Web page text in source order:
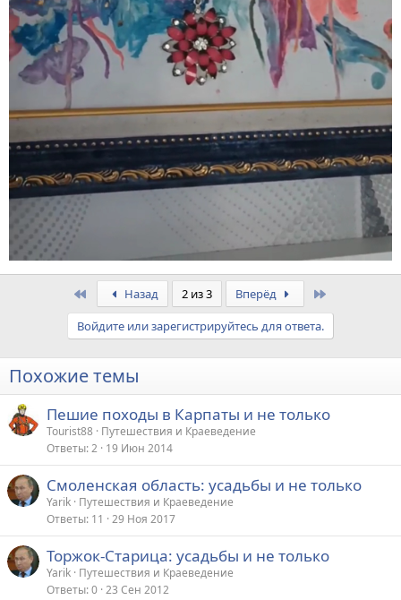
Назад 2 из 3 Вперёд
Войдите или зарегистрируйтесь для ответа.
Похожие темы
Пешие походы в Карпаты и не только
Tourist88 Путешествия и Краеведение
Ответы 2 19 Июн 2014
Смоленская область: усадьбы и не только
Yarik Путешествия и Краеведение
Ответы 11 29 Ноя 2017
Торжок-Старица: усадьбы и не только
Yarik Путешествия и Краеведение
Ответы 0 23 Сен 2012